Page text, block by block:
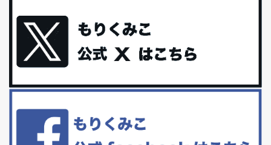
最近お風呂上がりの炭酸水をシリカシリカにしているんだけど確か
に髪と爪が丈夫になった気がする。炭酸...
体に優しい、私のふるさと納税５選。
今回は、最近毎回定期的に購入している「楽天ふるさと納税」の返
礼品トップ５を紹介します。今までいろ...
更年期を穏やかに乗りきるために今できる５つのこと。
といった更年期症状はまだ...